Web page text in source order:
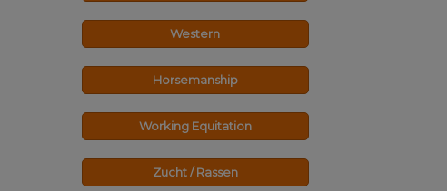
Western
Horsemanship
Working Equitation
Zucht / Rassen